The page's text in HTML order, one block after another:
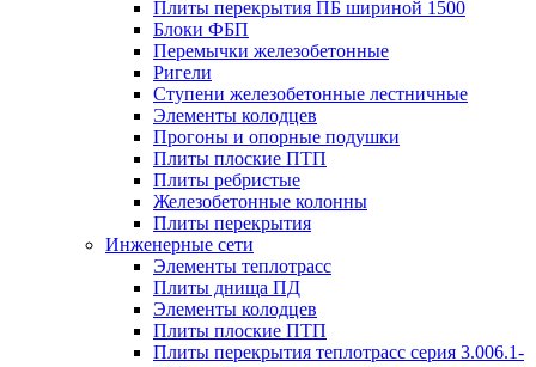
Плиты перекрытия ПБ шириной 1500
Блоки ФБП
Перемычки железобетонные
Ригели
Ступени железобетонные лестничные
Элементы колодцев
Прогоны и опорные подушки
Плиты плоские ПТП
Плиты ребристые
Железобетонные колонны
Плиты перекрытия
Инженерные сети
Элементы теплотрасс
Плиты днища ПД
Элементы колодцев
Плиты плоские ПТП
Плиты перекрытия теплотрасс серия 3.006.1-